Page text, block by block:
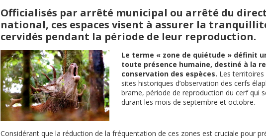
Officialisés par arrêté municipal ou arrêté du
national, ces espaces visent à assurer la
cervidés pendant la période de leur reproduction.
Le terme « zone de quiétude » définit
toute présence humaine, destiné à la
conservation des espèces. Les territoires
sites historiques d’observation des cerfs
brame, période de reproduction du cerf qui
durant les mois de septembre et octobre.
Considérant que la réduction de la fréquentation de ces zones est cruciale pour